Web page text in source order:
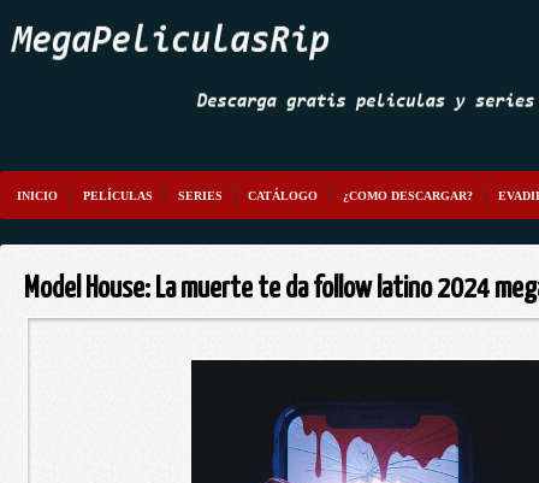
INICIO PELÍCULAS SERIES CATÁLOGO ¿COMO DESCARGAR?
Model House: La muerte te da follow latino 2024